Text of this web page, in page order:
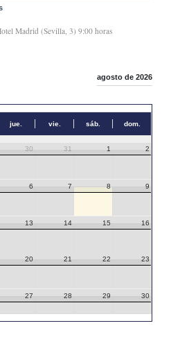
Madrid (Sevilla, 3) 9:00 horas
agosto de 2026
jue. vie. sáb. dom.
30 31 1 2
6 7 8 9
13 14 15 16
20 21 22 23
27 28 29 30